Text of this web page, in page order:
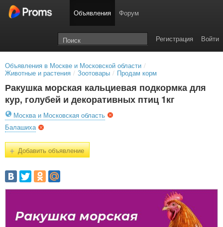
Объявления Форум
Войти
Регистрация
Объявления в Москве и Московской области /
Животные и растения / Зоотовары / Продам корм
Ракушка морская кальциевая подкормка для
кур, голубей и декоративных птиц 1кг
Москва и Московская область
Балашиха
+Добавить объявление